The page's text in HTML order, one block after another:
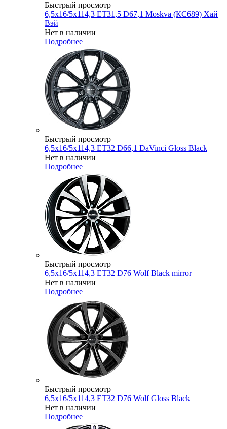
Быстрый просмотр
6,5x16/5x114,3 ET31,5 D67,1 Moskva (КС689) Хай
Вэй
Нет в наличии
Подробнее
Быстрый просмотр
6,5x16/5x114,3 ET32 D66,1 DaVinci Gloss Black
Нет в наличии
Подробнее
Быстрый просмотр
6,5x16/5x114,3 ET32 D76 Wolf Black mirror
Нет в наличии
Подробнее
Быстрый просмотр
6,5x16/5x114,3 ET32 D76 Wolf Gloss Black
Нет в наличии
Подробнее